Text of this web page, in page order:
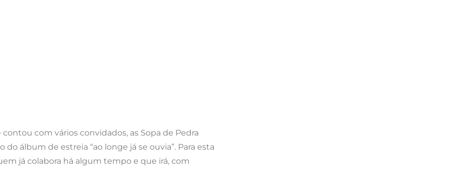
com vários convidados, as Sopa de Pedra
álbum de estreia “ao longe já se ouvia”. Para esta
já colabora há algum tempo e que irá, com